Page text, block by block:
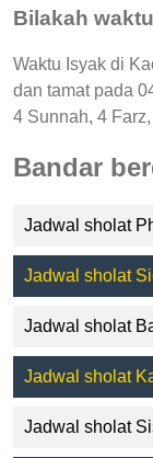
Bilakah
Waktu Isyak di
dan tamat pada
4 Sunnah, 4
Bandar
Jadwal sholat
Jadwal sholat
Jadwal sholat
Jadwal sholat
Jadwal sholat